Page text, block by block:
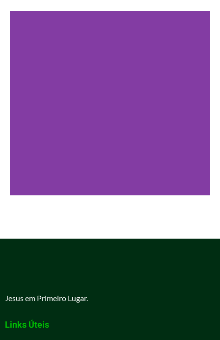
Jesus em Primeiro Lugar.
Links Úteis